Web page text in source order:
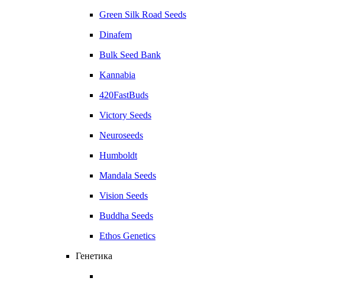
Green Silk Road Seeds
Dinafem
Bulk Seed Bank
Kannabia
420FastBuds
Victory Seeds
Neuroseeds
Humboldt
Mandala Seeds
Vision Seeds
Buddha Seeds
Ethos Genetics
Генетика